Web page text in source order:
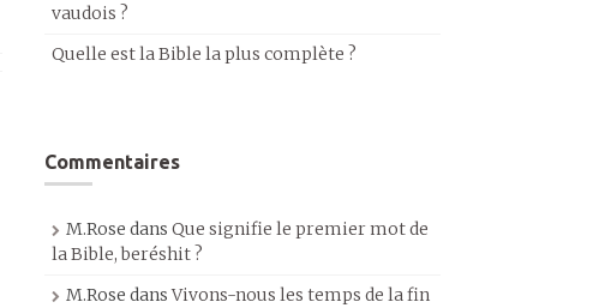
vaudois ?
Quelle est la Bible la plus complète ?
Commentaires
M.Rose dans Que signifie le premier mot de
la Bible, beréshit ?
M.Rose dansVivons-nous les temps de la fin